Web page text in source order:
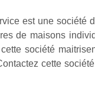
est une société
de maisons
société
cette